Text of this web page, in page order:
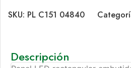
SKU: PL C151 04840
Descripción